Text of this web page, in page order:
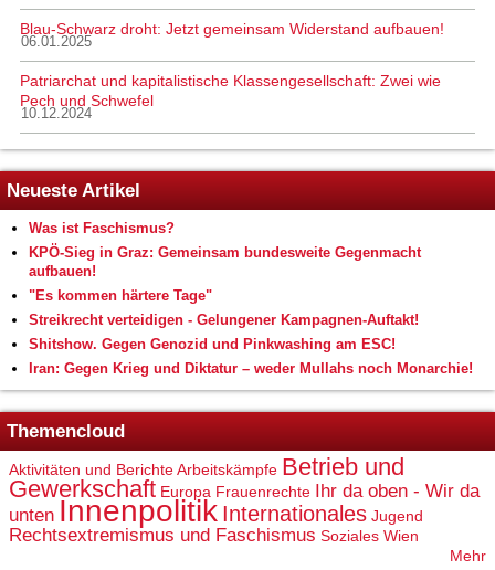
Blau-Schwarz droht: Jetzt gemeinsam Widerstand aufbauen!
06.01.2025
Patriarchat und kapitalistische Klassengesellschaft: Zwei wie
Pech und Schwefel
10.12.2024
Neueste Artikel
Was ist Faschismus?
KPÖ-Sieg in Graz: Gemeinsam bundesweite Gegenmacht
aufbauen!
"Es kommen härtere Tage"
Streikrecht verteidigen - Gelungener Kampagnen-Auftakt!
Shitshow. Gegen Genozid und Pinkwashing am ESC!
Iran: Gegen Krieg und Diktatur – weder Mullahs noch Monarchie!
Themencloud
Aktivitäten und BerichteArbeitskämpfe Betrieb und
Gewerkschaft Europa Frauenrechte
Ihr da oben - Wir da
unten Innenpolitik Internationales Jugend
Rechtsextremismus und Faschismus Soziales Wien
Mehr